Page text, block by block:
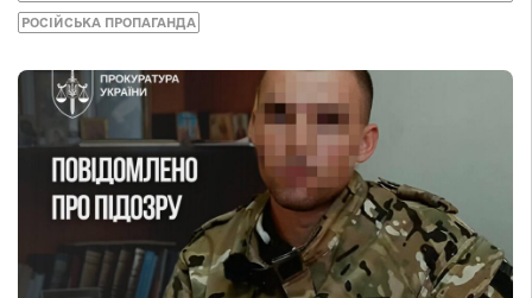
РОСІЙСЬКА ПРОПАГАНДА